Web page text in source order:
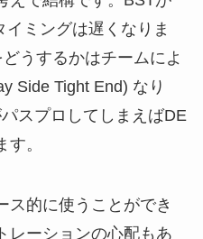
ミングは遅くなりま
うするかはチームによ
Side Tight End) なり
スプロしてしまえばDE
。
ス的に使うことができ
レーションの心配もあ